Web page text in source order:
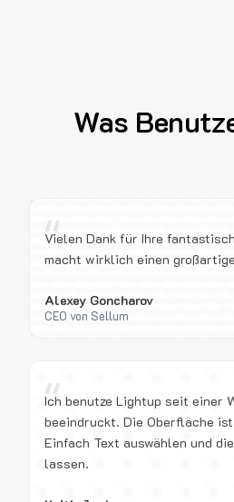
Was
“
Vielen Dank für Ihre
macht wirklich einen
Alexey Goncharov
CEO von Sellum
“
Ich benutze Lightup seit einer
beeindruckt. Die Oberfläche
Einfach Text auswählen und
lassen.